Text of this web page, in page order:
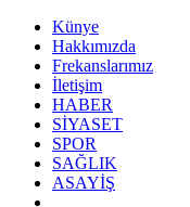
Künye
Hakkımızda
Frekanslarımız
İletişim
HABER
SİYASET
SPOR
SAĞLIK
ASAYİŞ